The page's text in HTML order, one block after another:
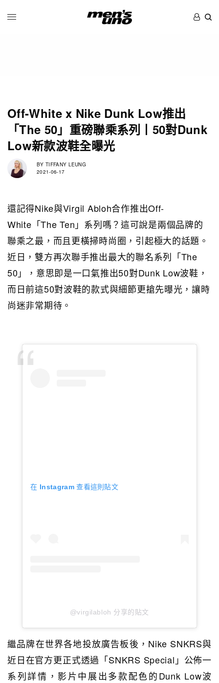
Off-White x Nike Dunk Low推出
「The 50」重磅聯乘系列丨50對Dunk
Low新款波鞋全曝光
BY TIFFANY LEUNG
2021-06-17
還記得Nike與Virgil Abloh合作推出Off-
White「The Ten」系列嗎？這可說是兩個品牌的
聯乘之最，而且更橫掃時尚圈，引起極大的話題。
近日，雙方再次聯手推出最大的聯名系列「The
50」，意思即是一口氣推出50對Dunk Low波鞋，
而日前這50對波鞋的款式與細節更搶先曝光，讓時
尚迷非常期待。
在 Instagram 查看這則貼文
@virgilabloh 分享的貼文
繼品牌在世界各地投放廣告板後，Nike SNKRS與
近日在官方更正式透過「SNKRS Special」公佈一
系列詳情，影片中展出多款配色的Dunk Low波